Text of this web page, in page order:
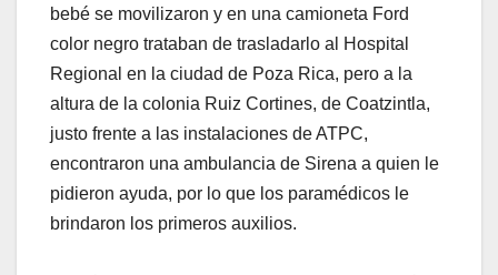
bebé se movilizaron y en una camioneta Ford
color negro trataban de trasladarlo al Hospital
Regional en la ciudad de Poza Rica, pero a la
altura de la colonia Ruiz Cortines, de Coatzintla,
justo frente a las instalaciones de ATPC,
encontraron una ambulancia de Sirena a quien le
pidieron ayuda, por lo que los paramédicos le
brindaron los primeros auxilios.